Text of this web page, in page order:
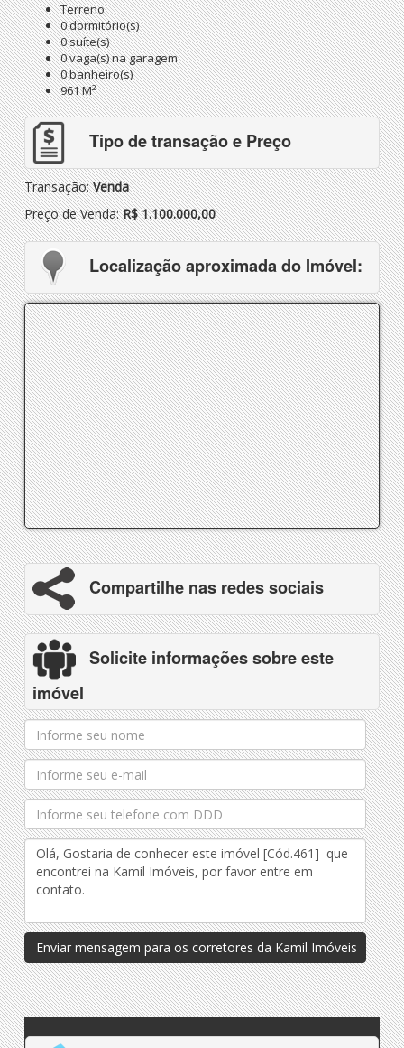
Terreno
0 dormitório(s)
0 suíte(s)
0 vaga(s) na garagem
0 banheiro(s)
961 M²
Tipo de transação e Preço
Transação:Venda
Preço de Venda:R$ 1.100.000,00
Localização aproximada do Imóvel:
Compartilhe nas redes sociais
Solicite informações sobre este
imóvel
Enviar mensagem para os corretores da Kamil Imóveis